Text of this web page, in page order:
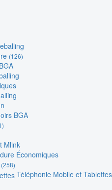
(126)
BGA
Mlink
Économiques
(258)
Téléphonie Mobile et Tablettes